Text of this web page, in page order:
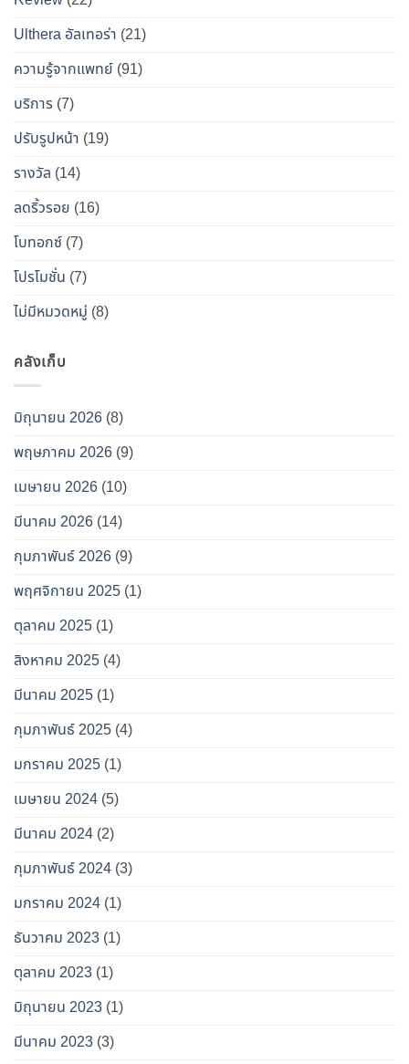
Ulthera อัลเทอร่า (21)
ความรู้จากแพทย์ (91)
บริการ (7)
ปรับรูปหน้า (19)
รางวัล (14)
ลดริ้วรอย (16)
โบทอกซ์ (7)
โปรโมชั่น (7)
ไม่มีหมวดหมู่ (8)
คลังเก็บ
มิถุนายน 2026 (8)
พฤษภาคม 2026 (9)
เมษายน 2026 (10)
มีนาคม 2026 (14)
กุมภาพันธ์ 2026 (9)
พฤศจิกายน 2025 (1)
ตุลาคม 2025 (1)
สิงหาคม 2025 (4)
มีนาคม 2025 (1)
กุมภาพันธ์ 2025 (4)
มกราคม 2025 (1)
เมษายน 2024 (5)
มีนาคม 2024 (2)
กุมภาพันธ์ 2024 (3)
มกราคม 2024 (1)
ธันวาคม 2023 (1)
ตุลาคม 2023 (1)
มิถุนายน 2023 (1)
มีนาคม 2023 (3)